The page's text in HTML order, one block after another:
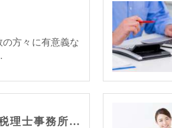
方々に有意義な
東京の顧問税理士･やまざき税理士事務所のお客様の声